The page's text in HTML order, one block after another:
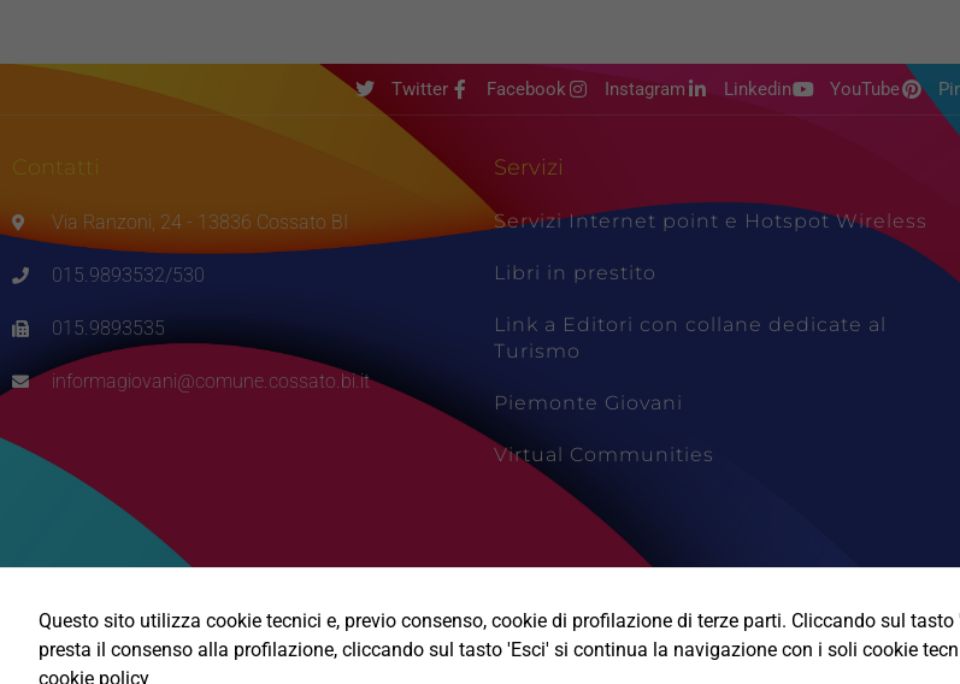
Twitter Facebook Instagram Linkedin YouTube
Contatti
Via Ranzoni, 24 - 13836 Cossato BI
015.9893532/530
015.9893535
informagiovani@comune.cossato.bi.it
Servizi
Servizi Internet point e Hotspot Wireless
Libri in prestito
Link a Editori con collane dedicate al
Turismo
Piemonte Giovani
Virtual Communities
Questo sito utilizza cookie tecnici e, previo consenso, cookie di profilazione di terze parti. Cliccando sul
presta il consenso alla profilazione, cliccando sul tasto 'Esci' si continua la navigazione con i soli cookie
cookie policy